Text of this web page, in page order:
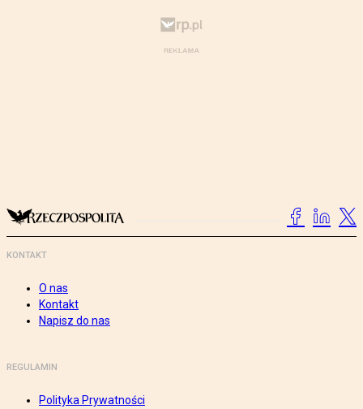
KONTAKT
O nas
Kontakt
Napisz do nas
REGULAMIN
Polityka Prywatności